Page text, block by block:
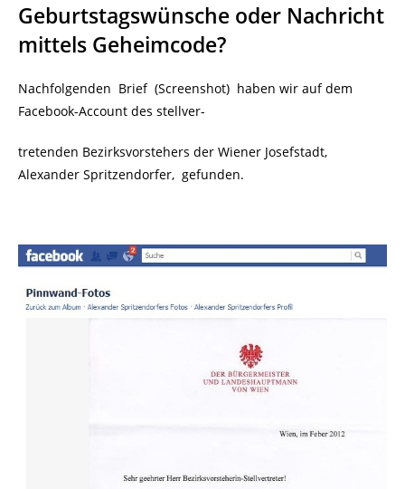
Geburtstagswünsche oder Nachricht
mittels Geheimcode?
Nachfolgenden Brief (Screenshot) haben wir auf dem
Facebook-Account des stellver-
tretenden Bezirksvorstehers der Wiener Josefstadt,
Alexander Spritzendorfer, gefunden.